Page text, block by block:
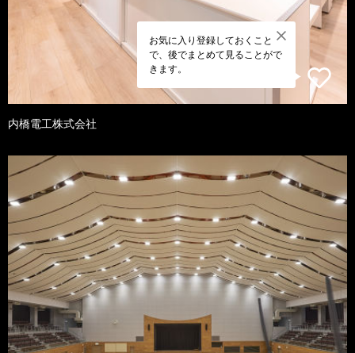
お気に入り登録しておくこと
で、後でまとめて見ることがで
きます。
内橋電工株式会社